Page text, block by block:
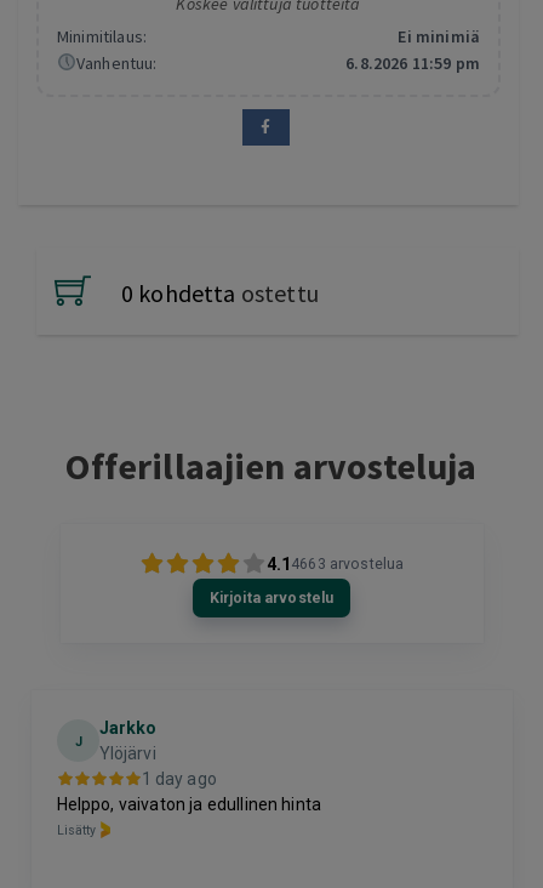
Minimitilaus:
Ei minimiä
Vanhentuu:
6.8.2026 11:59 pm
0 kohdetta ostettu
Offerillaajien arvosteluja
4.1 4663 arvostelua
Kirjoita arvostelu
J
Jarkko
Ylöjärvi
1 day ago
Helppo, vaivaton ja edullinen hinta
Lisätty